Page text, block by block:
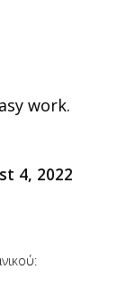
work.
4, 2022